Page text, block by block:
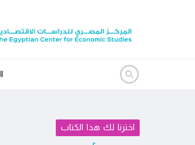
اخترنا لك هذا الكتاب